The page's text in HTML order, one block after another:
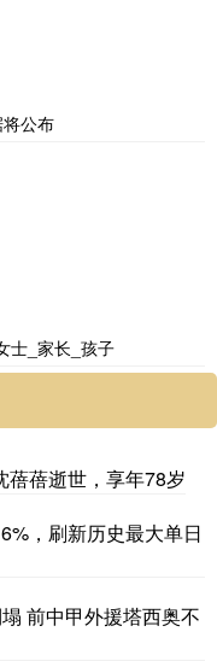
公布
士_家长_孩子
蓓蓓逝世，享年78岁
，刷新历史最大单日
前中甲外援塔西奥不